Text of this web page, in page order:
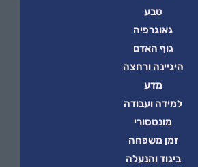
טבע
גאוגרפיה
גוף האדם
היגיינה ורחצה
מדע
למידה ועבודה
מונטסורי
זמן משפחה
ביגוד והנעלה